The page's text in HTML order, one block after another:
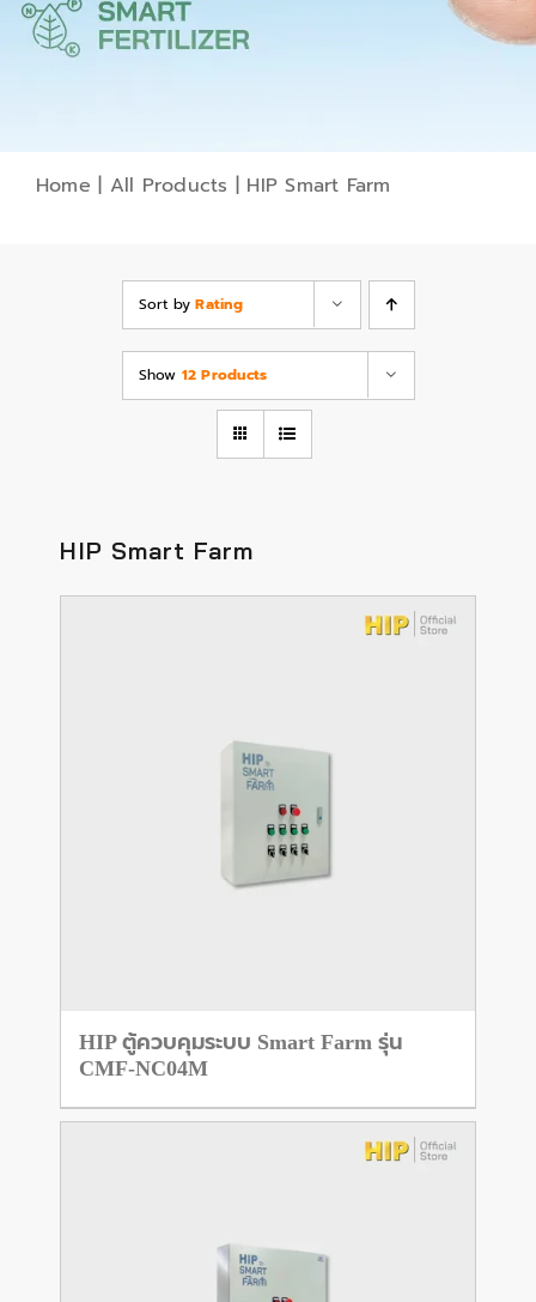
Home | All Products | HIP Smart Farm
Sort byRating
Show 12 Products
HIP Smart Farm
HIP ตู้ควบคุมระบบ Smart Farm รุ่น
CMF-NC04M